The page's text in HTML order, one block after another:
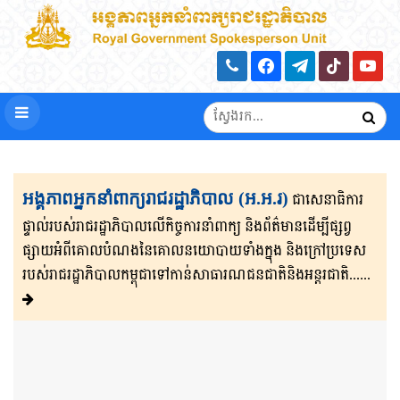
អង្គភាពអ្នកនាំពាក្យរាជរដ្ឋាភិបាល (អ.អ.រ) ជាសេនា​ធិ​កា​រ​​
ផ្ទាល់​របស់រាជរដ្ឋាភិ​បា​ល​លើ​កិច្ចការ​នាំពាក្យ និងព័ត៌មាន​ដើម្បីផ្សព្វ​
ផ្សាយ​​អំពីគោលបំណងនៃគោល​នយោបាយទាំងក្នុង និងក្រៅ​ប្រទេ​​ស​
របស់រាជរដ្ឋា​ភិ​បា​ល​កម្ពុជាទៅកាន់សាធារណជនជាតិនិងអន្តរជាតិ......